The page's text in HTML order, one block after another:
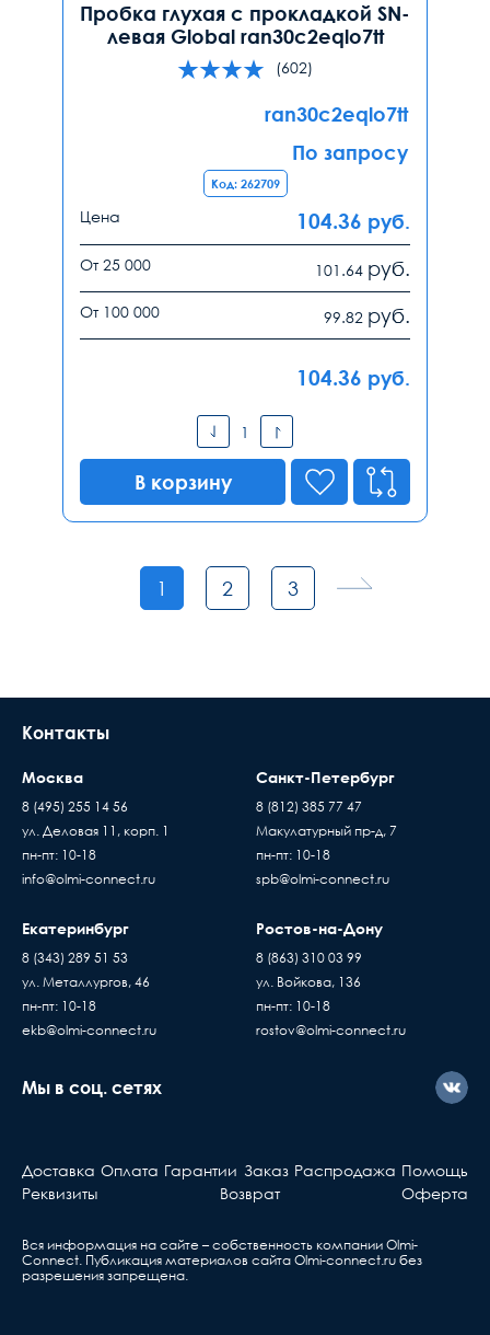
Пробка глухая с прокладкой SN-
левая Global ran30c2eqlo7tt
(602)
ran30c2eqlo7tt
По запросу
Код: 262709
Цена 104.36 руб.
От 25 000 101.64 руб.
От 100 000 99.82 руб.
104.36 руб.
В корзину
1 2 3
Контакты
Москва
8 (495) 255 14 56
ул. Деловая 11, корп. 1
пн-пт: 10-18
info@olmi-connect.ru
Санкт-Петербург
8 (812) 385 77 47
Макулатурный пр-д, 7
пн-пт: 10-18
spb@olmi-connect.ru
Екатеринбург
8 (343) 289 51 53
ул. Металлургов, 46
пн-пт: 10-18
ekb@olmi-connect.ru
Ростов-на-Дону
8 (863) 310 03 99
ул. Войкова, 136
пн-пт: 10-18
rostov@olmi-connect.ru
Мы в соц. сетях
Доставка Оплата Гарантии Заказ Распродажа Помощь
Реквизиты
Возврат Оферта
Вся информация на сайте – собственность компании Olmi-
Сonnect. Публикация материалов сайта Olmi-connect.ru без
разрешения запрещена.